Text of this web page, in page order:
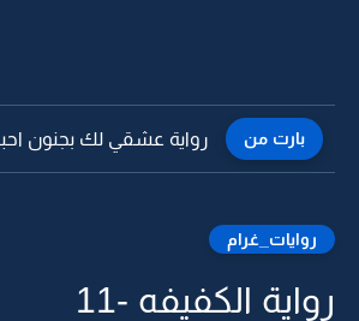
بارت من
روايات_غرام
رواية الكفيفه -11